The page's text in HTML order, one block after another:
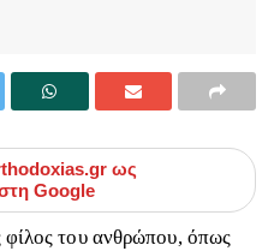
ως
Google
φίλος του ανθρώπου, όπως